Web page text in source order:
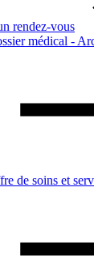
rendez-vous
médical -
de soins et